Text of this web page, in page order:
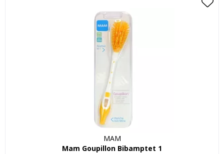
MAM
Mam Goupillon Bibamptet 1